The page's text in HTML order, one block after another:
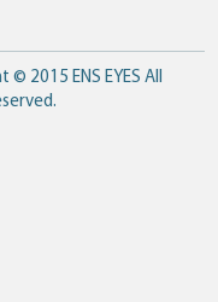
2015 ENS EYES All